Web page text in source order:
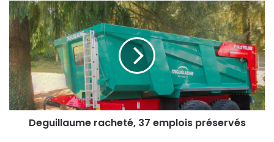
Deguillaume
racheté,
37
emplois
préservés
Deguillaume racheté, 37 emplois préservés